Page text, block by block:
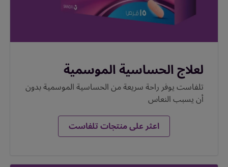
لعلاج الحساسية الموسمية
تلفاست يوفر راحة سريعة من الحساسية الموسمية بدون
أن يسبب النعاس
اعثر على منتجات تلفاست